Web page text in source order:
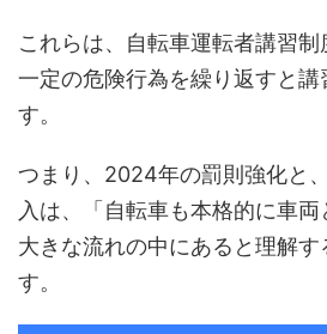
これらは、自転車運転者講習制
一定の危険行為を繰り返すと講
す。
つまり、2024年の罰則強化と
入は、「自転車も本格的に車
大きな流れの中にあると理解す
す。